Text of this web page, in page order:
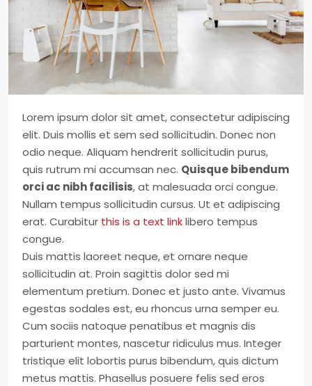
Lorem ipsum dolor sit amet, consectetur adipiscing
elit. Duis mollis et sem sed sollicitudin. Donec non
odio neque. Aliquam hendrerit sollicitudin purus,
quis rutrum mi accumsan nec. Quisque bibendum
orci ac nibh facilisis, at malesuada orci congue.
Nullam tempus sollicitudin cursus. Ut et adipiscing
erat. Curabitur this is a text linklibero tempus
congue.
Duis mattis laoreet neque, et ornare neque
sollicitudin at. Proin sagittis dolor sed mi
elementum pretium. Donec et justo ante. Vivamus
egestas sodales est, eu rhoncus urna semper eu.
Cum sociis natoque penatibus et magnis dis
parturient montes, nascetur ridiculus mus. Integer
tristique elit lobortis purus bibendum, quis dictum
metus mattis. Phasellus posuere felis sed eros